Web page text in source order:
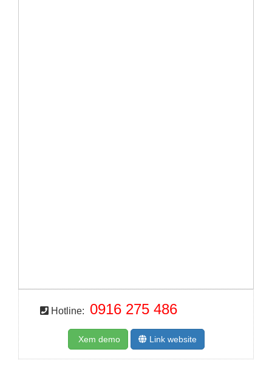
Hotline: 0916 275 486
Xem demo Link website